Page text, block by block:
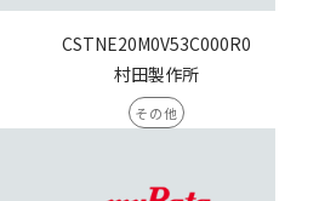
CSTNE20M0V53C000R0
村田製作所
その他